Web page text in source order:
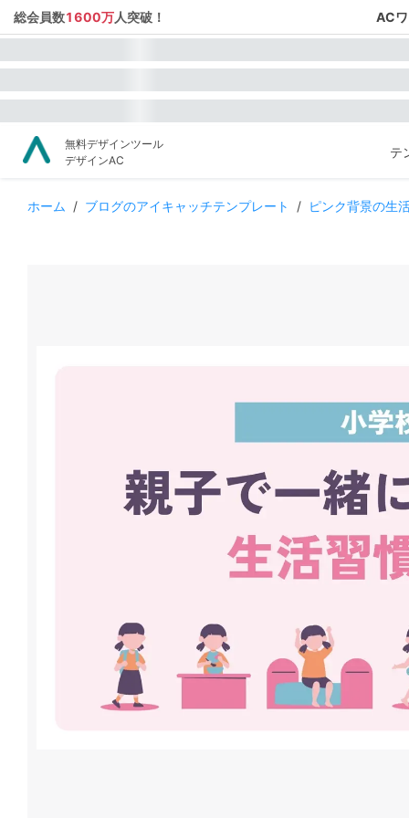
総会員数1600万人突破！ AC
無料デザインツール
デザインAC
テ
ホーム / ブログのアイキャッチテンプレート / ピンク背景の生